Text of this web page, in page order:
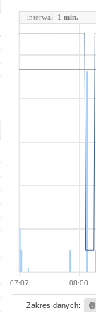
07:07 08:00
interwał: 1 min.
Zakres danych: